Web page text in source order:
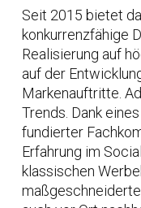
Seit 2015 bietet
konkurrenzfähige
Realisierung auf
auf der
Markenauftritte.
Trends. Dank
fundierter
Erfahrung im
klassischen